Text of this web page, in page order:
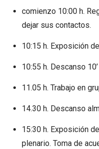
comienzo 10:00 h.
dejar sus contactos.
10:15 h. Exposición
10:55 h. Descanso 10’
11.05 h. Trabajo en
14.30 h. Descanso
15:30 h. Exposición
plenario. Toma de